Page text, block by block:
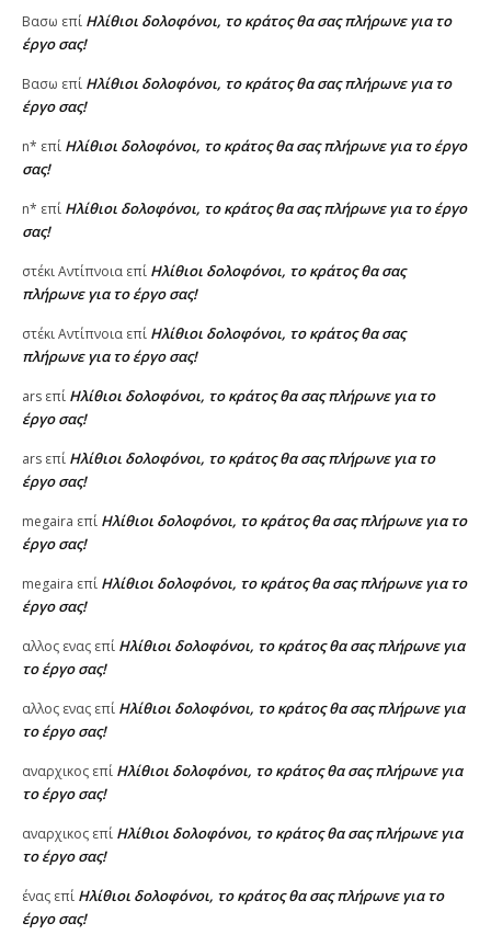
Βασω επί Ηλίθιοι δολοφόνοι, το κράτος θα σας πλήρωνε για το
έργο σας!
Βασω επί Ηλίθιοι δολοφόνοι, το κράτος θα σας πλήρωνε για το
έργο σας!
n* επί Ηλίθιοι δολοφόνοι, το κράτος θα σας πλήρωνε για το έργο
σας!
n* επί Ηλίθιοι δολοφόνοι, το κράτος θα σας πλήρωνε για το έργο
σας!
στέκι Αντίπνοια επί Ηλίθιοι δολοφόνοι, το κράτος θα σας
πλήρωνε για το έργο σας!
στέκι Αντίπνοια επί Ηλίθιοι δολοφόνοι, το κράτος θα σας
πλήρωνε για το έργο σας!
ars επί Ηλίθιοι δολοφόνοι, το κράτος θα σας πλήρωνε για το
έργο σας!
ars επί Ηλίθιοι δολοφόνοι, το κράτος θα σας πλήρωνε για το
έργο σας!
megaira επί Ηλίθιοι δολοφόνοι, το κράτος θα σας πλήρωνε για το
έργο σας!
megaira επί Ηλίθιοι δολοφόνοι, το κράτος θα σας πλήρωνε για το
έργο σας!
αλλος ενας επί Ηλίθιοι δολοφόνοι, το κράτος θα σας πλήρωνε για
το έργο σας!
αλλος ενας επί Ηλίθιοι δολοφόνοι, το κράτος θα σας πλήρωνε για
το έργο σας!
αναρχικος επί Ηλίθιοι δολοφόνοι, το κράτος θα σας πλήρωνε για
το έργο σας!
αναρχικος επί Ηλίθιοι δολοφόνοι, το κράτος θα σας πλήρωνε για
το έργο σας!
ένας επί Ηλίθιοι δολοφόνοι, το κράτος θα σας πλήρωνε για το
έργο σας!